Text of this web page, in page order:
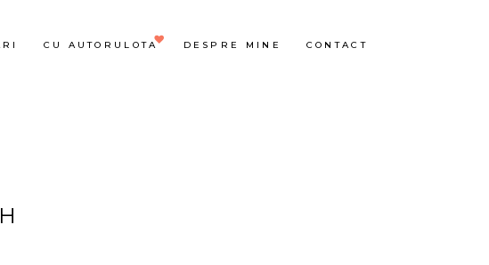
CU AUTORULOTA DESPRE MINE CONTACT